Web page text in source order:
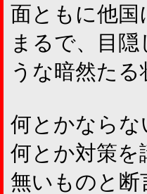
面ともに他
まるで、目
うな暗然た
何とかなら
何とか対策を
無いものと